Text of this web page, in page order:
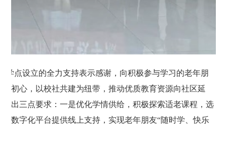
点设立的全力支持表示感谢，向积极参与学习的老年朋
初心，以校社共建为纽带，推动优质教育资源向社区延
出三点要求：一是优化学情供给，积极探索适老课程，选
数字化平台提供线上支持，实现老年朋友“随时学、快乐